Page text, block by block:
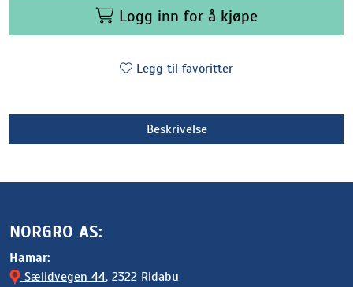
Logg inn for å kjøpe
Legg til favoritter
Beskrivelse
NORGRO AS:
Hamar:
Sælidvegen 44, 2322 Ridabu